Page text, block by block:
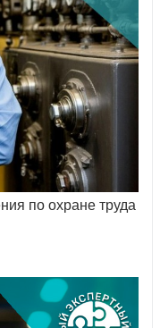
по охране труда